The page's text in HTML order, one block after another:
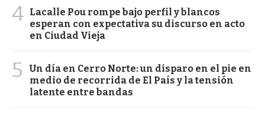
4 Lacalle Pou rompe bajo perfil y blancos
esperan con expectativa su discurso en acto
en Ciudad Vieja
5
Un día en Cerro Norte: un disparo en el pie en
medio de recorrida de El País y la tensión
latente entre bandas